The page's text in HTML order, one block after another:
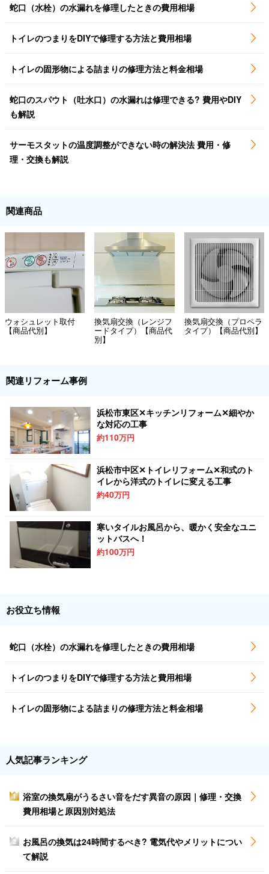
蛇口（水栓）の水漏れを修理したときの費用相場
トイレのつまりをDIYで修理する方法と費用相場
トイレの固形物による詰まりの修理方法と料金相場
蛇口のスパウト（吐水口）の水漏れは修理できる? 費用やDIY
も解説
サーモスタットの温度調整ができない時の解決法 費用・修
理・交換も解説
関連商品
ウォシュレット取付
【商品代別】
換気扇交換（レンジフ
ードタイプ）【商品代
別】
換気扇交換（プロペラ
タイプ）【商品代別】
関連リフォーム事例
浜松市東区✕キッチンリフォーム✕細やか
な対応の工事
約110万円
浜松市中区✕トイレリフォーム✕和式のト
イレから洋式のトイレに変える工事
約40万円
寒いタイルお風呂から、暖かく安全なユニ
ットバスへ！
約100万円
お役立ち情報
蛇口（水栓）の水漏れを修理したときの費用相場
トイレのつまりをDIYで修理する方法と費用相場
トイレの固形物による詰まりの修理方法と料金相場
人気記事ランキング
1
浴室の換気扇がうるさい音をだす異音の原因｜修理・交換
費用相場と原因別対処法
2
お風呂の換気は24時間するべき? 電気代やメリットについ
て解説